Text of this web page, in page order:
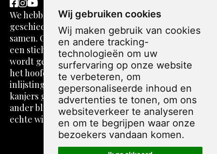
Wij gebruiken cookies
Wij maken gebruik van cookies
en andere tracking-
technologieën om uw
surfervaring op onze website
te verbeteren, om
gepersonaliseerde inhoud en
advertenties te tonen, om ons
websiteverkeer te analyseren
en om te begrijpen waar onze
bezoekers vandaan komen.
We hebben een passie voor kunst en
geschiedenis. Dit komt in spotprenten perfect
samen. Ons verhaal gaat echter verder. We zijn
een stichting zonder winstoogmerk. De webshop
wordt gerund door volwassenen die vaak over
het hoofd worden gezien. Alle foto's, teksten,
inlijstingen en verzendingen worden door onze
kanjers gedaan. Jij blij met je spotprent, een
ander blij met zinvolle daginvulling, dat is pas
echte winst!